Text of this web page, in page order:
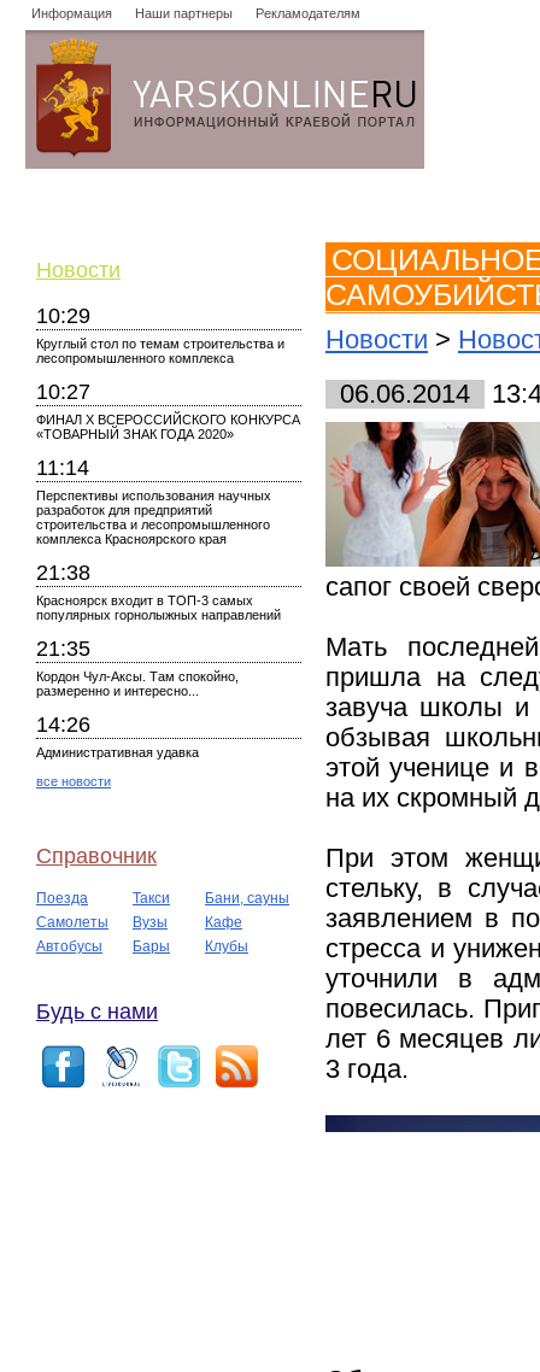
Информация Наши партнеры Рекламодателям
Новости
10:29
Круглый стол по темам строительства и
лесопромышленного комплекса
10:27
ФИНАЛ X ВСЕРОССИЙСКОГО КОНКУРСА
«ТОВАРНЫЙ ЗНАК ГОДА 2020»
11:14
Перспективы использования научных
разработок для предприятий
строительства и лесопромышленного
комплекса Красноярского края
21:38
Красноярск входит в ТОП-3 самых
популярных горнолыжных направлений
21:35
Кордон Чул-Аксы. Там спокойно,
размеренно и интересно...
14:26
Административная удавка
все новости
Справочник
Поезда Такси
Бани, сауны
Самолеты
Вузы
Кафе
Автобусы
Бары Клубы
Будь с нами
Новости >
06.06.2014
сапог своей
Мать
пришла на
завуча школы и
обзывая
этой ученице и
на их скромный
При этом
стельку, в
заявлением в
стресса и
уточнили в
повесилась.
лет 6 месяцев
3 года.